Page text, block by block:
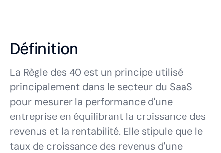
Définition
La Règle des 40 est un principe utilisé
principalement dans le secteur du SaaS
pour mesurer la performance d'une
entreprise en équilibrant la croissance des
revenus et la rentabilité. Elle stipule que le
taux de croissance des revenus d'une